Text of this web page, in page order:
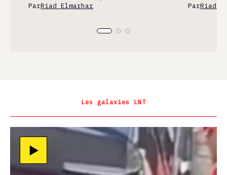
ParRiad Elmarhar
ParRiad
Les galaxies LNT